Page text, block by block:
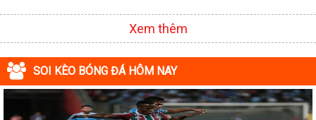
Xem thêm
SOI KÈO BÓNG ĐÁ HÔM NAY